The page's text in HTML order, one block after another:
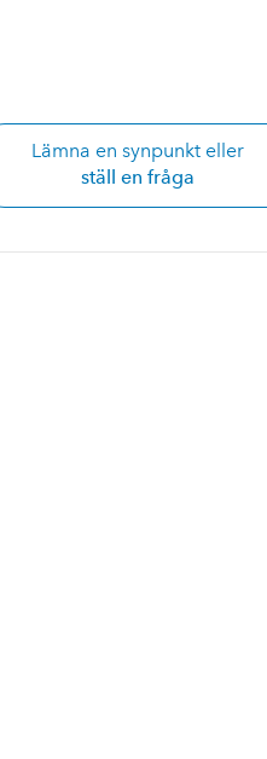
Lämna en synpunkt eller
ställ en fråga